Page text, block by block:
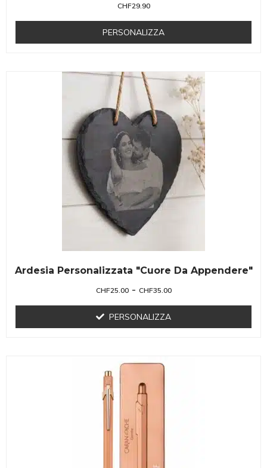
CHF29.90
PERSONALIZZA
Ardesia Personalizzata "cuore Da Appendere"
CHF25.00 - CHF35.00
PERSONALIZZA